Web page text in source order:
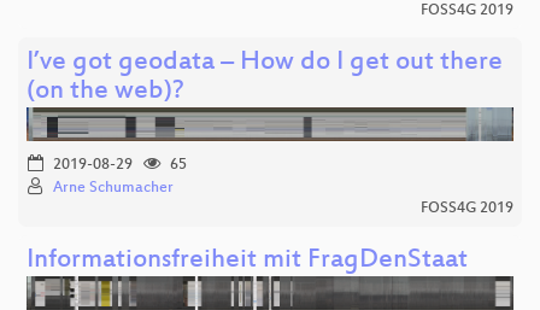
FOSS4G 2019
I’ve got geodata – How do I get out there
(on the web)?
2019-08-29
65
Arne Schumacher
FOSS4G 2019
Informationsfreiheit mit FragDenStaat